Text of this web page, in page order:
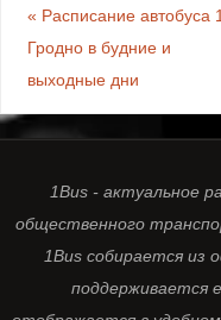
« Расписание автобуса
Гродно в будние и
выходные дни
1Bus - актуальное
общественного
1Bus собирается из
поддерживается